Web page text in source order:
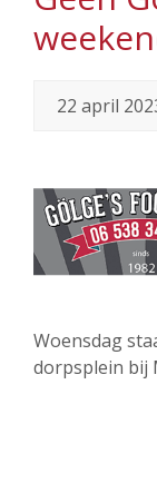
22 april
Woensdag
dorpsplein bij